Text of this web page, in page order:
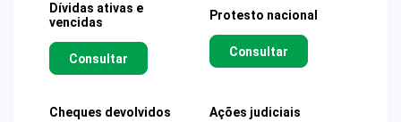
Dívidas ativas e
vencidas
Consultar
Protesto nacional
Consultar
Cheques devolvidos Ações judiciais